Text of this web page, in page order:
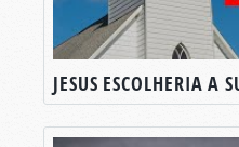
JESUS ESCOLHERIA A